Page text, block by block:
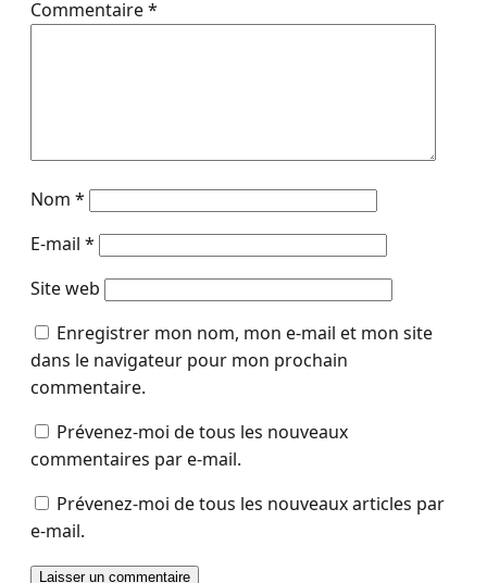
Commentaire*
Nom *
E-mail *
Site web
Enregistrer mon nom, mon e-mail et mon site
dans le navigateur pour mon prochain
commentaire.
Prévenez-moi de tous les nouveaux
commentaires par e-mail.
Prévenez-moi de tous les nouveaux articles par
e-mail.